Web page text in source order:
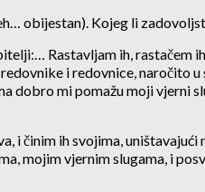
obijestan). Kojeg li
Rastavljam ih, rastačem
i redovnice, naročito u
dobro mi pomažu moji vjerni
činim ih svojima,
vjernim slugama, i